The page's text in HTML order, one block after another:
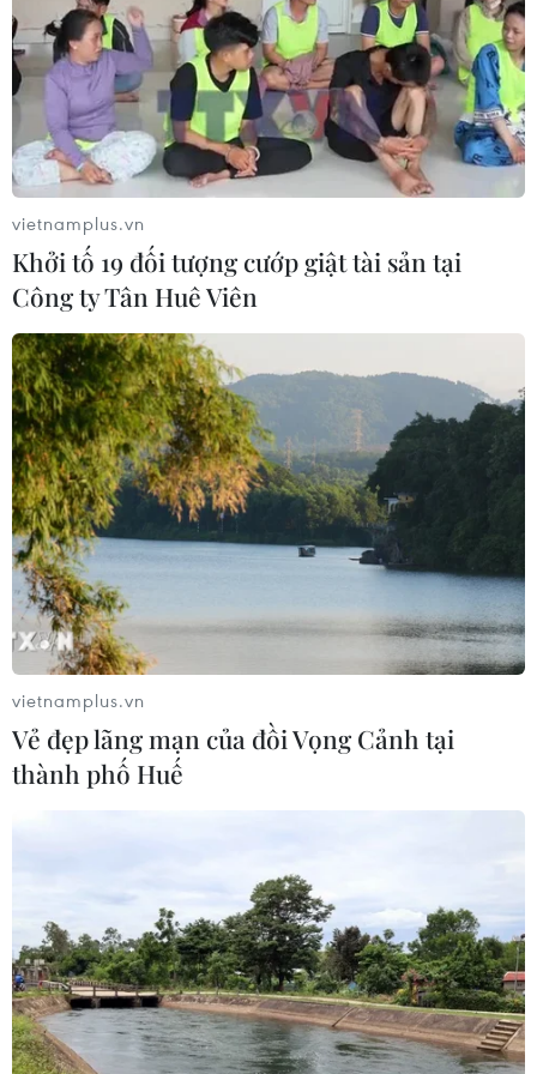
TIN CÙNG CHUYÊN MỤC
Olympic Trí tuệ nhân
tạo quốc tế 2026: 7/8 học sinh Việt
Nam đoạt huy chương
08/08/2026 14:24
Sáp nhập Trường Đại học Văn hóa,
Thể thao và Du lịch Thanh Hóa vào
Trường Đại học Hồng Đức
08/08/2026 06:36
Hà Nội sắp xếp trường học - cuộc
Bộ Giáo dục và Đào tạo
công bố Khung kế hoạch thời gian
năm học
07/08/2026 23:54
vietnamplus.vn
Khởi tố 19 đối tượng cướp giật tài sản tại
Công ty Tân Huê Viên
vietnamplus.vn
Vẻ đẹp lãng mạn của đồi Vọng Cảnh tại
thành phố Huế